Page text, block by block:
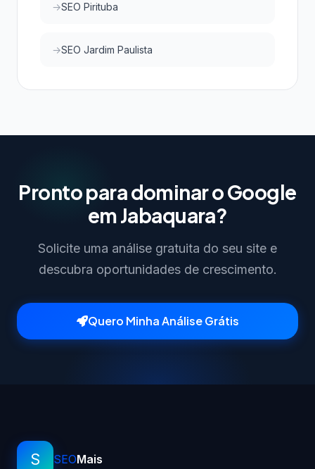
SEO Pirituba
SEO Jardim Paulista
Pronto para dominar o Google
em Jabaquara?
Solicite uma análise gratuita do seu site e
descubra oportunidades de crescimento.
Quero Minha Análise Grátis
S SEOMais